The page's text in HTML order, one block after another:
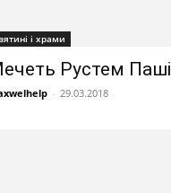
і храми
Рустем Паші
- 29.03.2018